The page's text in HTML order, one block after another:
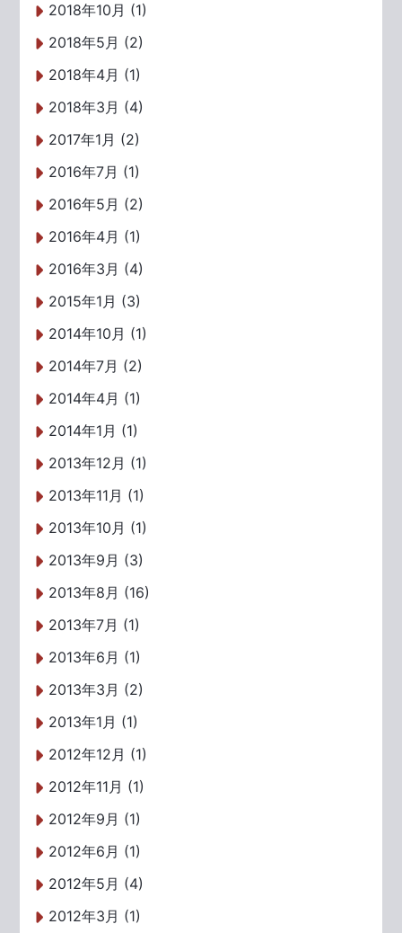
2018年10月 (1)
2018年5月 (2)
2018年4月 (1)
2018年3月 (4)
2017年1月 (2)
2016年7月 (1)
2016年5月 (2)
2016年4月 (1)
2016年3月 (4)
2015年1月 (3)
2014年10月 (1)
2014年7月 (2)
2014年4月 (1)
2014年1月 (1)
2013年12月 (1)
2013年11月 (1)
2013年10月 (1)
2013年9月 (3)
2013年8月 (16)
2013年7月 (1)
2013年6月 (1)
2013年3月 (2)
2013年1月 (1)
2012年12月 (1)
2012年11月 (1)
2012年9月 (1)
2012年6月 (1)
2012年5月 (4)
2012年3月 (1)